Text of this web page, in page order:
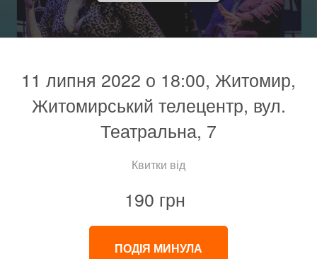
11 липня 2022 о 18:00, Житомир,
Житомирський телецентр, вул.
Театральна, 7
Квитки від
190 грн
ПОДІЯ МИНУЛА